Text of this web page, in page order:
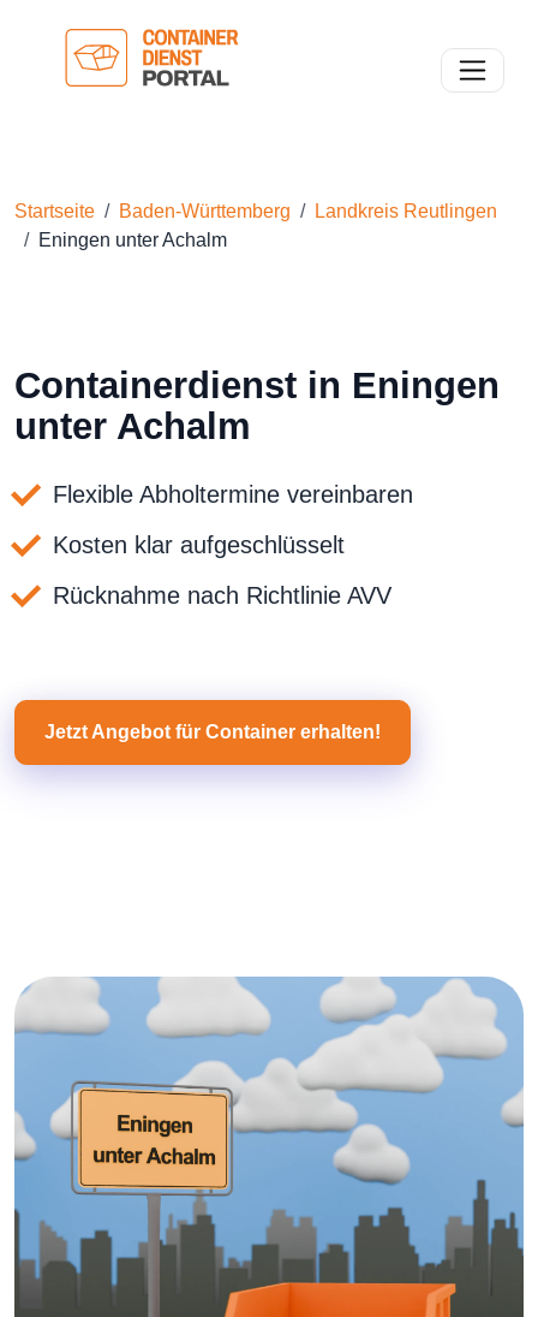
Toggle
Startseite Baden-Württemberg
Landkreis Reutlingen
Eningen unter Achalm
Containerdienst in Eningen
unter Achalm
Flexible Abholtermine vereinbaren
Kosten klar aufgeschlüsselt
Rücknahme nach Richtlinie AVV
Jetzt Angebot für Container erhalten!